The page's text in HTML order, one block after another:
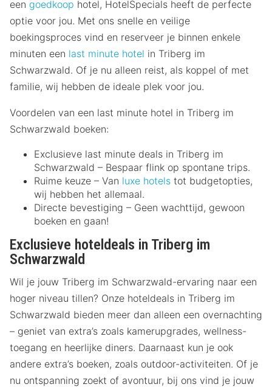
een goedkoop hotel, HotelSpecials heeft de perfecte
optie voor jou. Met ons snelle en veilige
boekingsproces vind en reserveer je binnen enkele
minuten een last minute hotel in Triberg im
Schwarzwald. Of je nu alleen reist, als koppel of met
familie, wij hebben de ideale plek voor jou.
Voordelen van een last minute hotel in Triberg im
Schwarzwald boeken:
Exclusieve last minute deals in Triberg im
Schwarzwald – Bespaar flink op spontane trips.
Ruime keuze – Van luxe hotels tot budgetopties,
wij hebben het allemaal.
Directe bevestiging – Geen wachttijd, gewoon
boeken en gaan!
Exclusieve hoteldeals in Triberg im
Schwarzwald
Wil je jouw Triberg im Schwarzwald-ervaring naar een
hoger niveau tillen? Onze hoteldeals in Triberg im
Schwarzwald bieden meer dan alleen een overnachting
– geniet van extra’s zoals kamerupgrades, wellness-
toegang en heerlijke diners. Daarnaast kun je ook
andere extra’s boeken, zoals outdoor-activiteiten. Of je
nu ontspanning zoekt of avontuur, bij ons vind je jouw